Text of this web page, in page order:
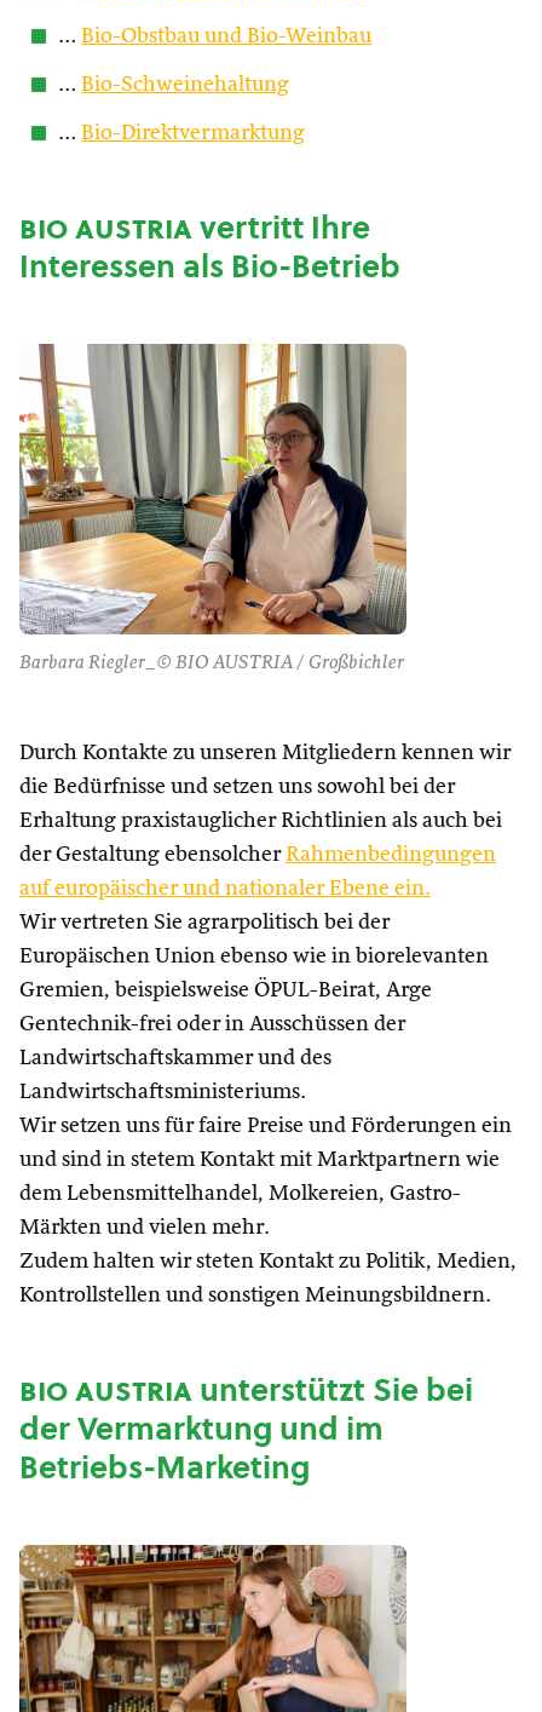
… Bio-Obstbau und Bio-Weinbau
… Bio-Schweinehaltung
… Bio-Direktvermarktung
bio austriavertritt Ihre
Interessen als Bio-Betrieb
Barbara Riegler_© BIO AUSTRIA / Großbichler
Durch Kontakte zu unseren Mitgliedern kennen wir
die Bedürfnisse und setzen uns sowohl bei der
Erhaltung praxistauglicher Richtlinien als auch bei
der Gestaltung ebensolcher Rahmenbedingungen
auf europäischer und nationaler Ebene ein.
Wir vertreten Sie agrarpolitisch bei der
Europäischen Union ebenso wie in biorelevanten
Gremien, beispielsweise ÖPUL-Beirat, Arge
Gentechnik-frei oder in Ausschüssen der
Landwirtschaftskammer und des
Landwirtschaftsministeriums.
Wir setzen uns für faire Preise und Förderungen ein
und sind in stetem Kontakt mit Marktpartnern wie
dem Lebensmittelhandel, Molkereien, Gastro-
Märkten und vielen mehr.
Zudem halten wir steten Kontakt zu Politik, Medien,
Kontrollstellen und sonstigen Meinungsbildnern.
bio austriaunterstützt Sie bei
der Vermarktung und im
Betriebs-Marketing